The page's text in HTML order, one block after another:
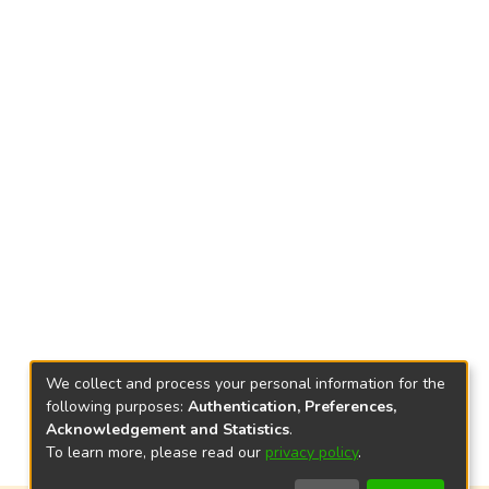
We collect and process your personal information for the
following purposes: Authentication, Preferences,
Acknowledgement and Statistics.
To learn more, please read our privacy policy.